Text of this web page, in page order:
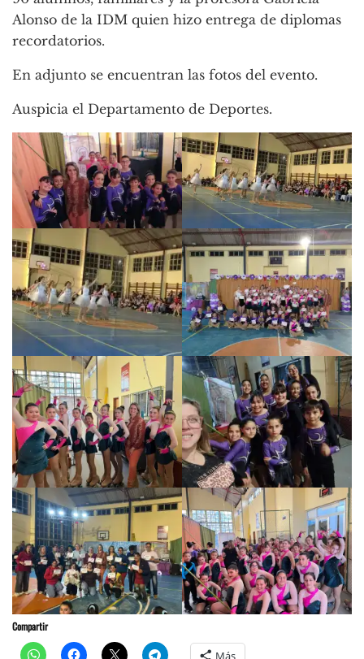
Alonso de la IDM quien hizo entrega de diplomas
recordatorios.
En adjunto se encuentran las fotos del evento.
Auspicia el Departamento de Deportes.
Compartir
Más